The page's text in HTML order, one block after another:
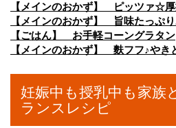
【メインのおかず】 ピッツァ☆厚
【メインのおかず】 旨味たっぷ
【ごはん】 お手軽コーングラタン
【メインのおかず】 麩フフ♪やき
妊娠中も授乳中も家族
ランスレシピ